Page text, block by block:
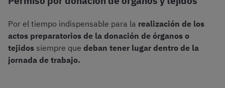
Por el tiempo indispensable para la realización de los
actos preparatorios de la donación de órganos o
tejidos siempre que deban tener lugar dentro de la
jornada de trabajo.